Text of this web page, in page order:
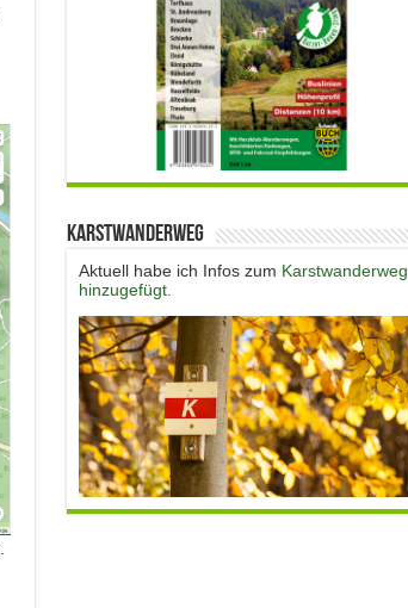
Karstwanderweg
Aktuell habe ich Infos zum Karstwanderweg
hinzugefügt.